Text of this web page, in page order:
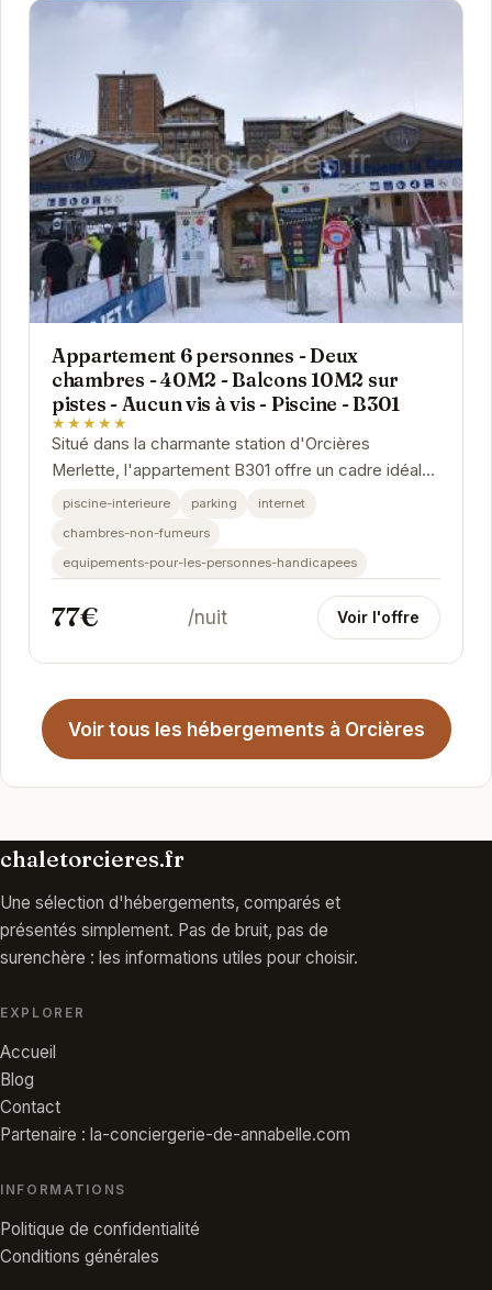
Appartement 6 personnes - Deux
chambres - 40M2 - Balcons 10M2 sur
pistes - Aucun vis à vis - Piscine - B301
★★★★★
Situé dans la charmante station d'Orcières
Merlette, l'appartement B301 offre un cadre idéal
pour des vacances à la montagne réussies. Avec
piscine-interieure parking
internet
chambres-non-fumeurs
equipements-pour-les-personnes-handicapees
77€ /nuit Voir l'offre
Voir tous les hébergements à Orcières
chaletorcieres.fr
Une sélection d'hébergements, comparés et
présentés simplement. Pas de bruit, pas de
surenchère : les informations utiles pour choisir.
EXPLORER
Accueil
Blog
Contact
Partenaire : la-conciergerie-de-annabelle.com
INFORMATIONS
Politique de confidentialité
Conditions générales